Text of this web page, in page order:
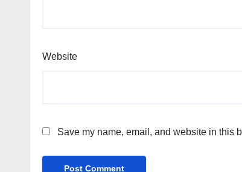
Website
Save my name, email, and website in this